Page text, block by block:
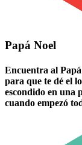
Papá Noel
Encuentra al
para que te dé el
escondido en una
cuando empezó